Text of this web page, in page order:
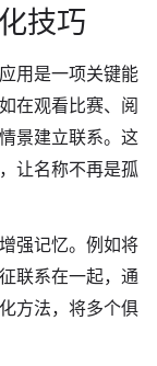
技巧
用是一项关键能
在观看比赛、阅
景建立联系。这
让名称不再是孤
强记忆。例如将
联系在一起，通
方法，将多个俱